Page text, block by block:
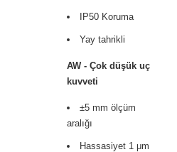
IP50 Koruma
Yay tahrikli
AW - Çok düşük uç
kuvveti
±5 mm ölçüm
aralığı
Hassasiyet 1 μm